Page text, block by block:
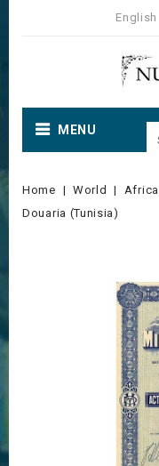
English
MENU
Home World Africa
Douaria (Tunisia)